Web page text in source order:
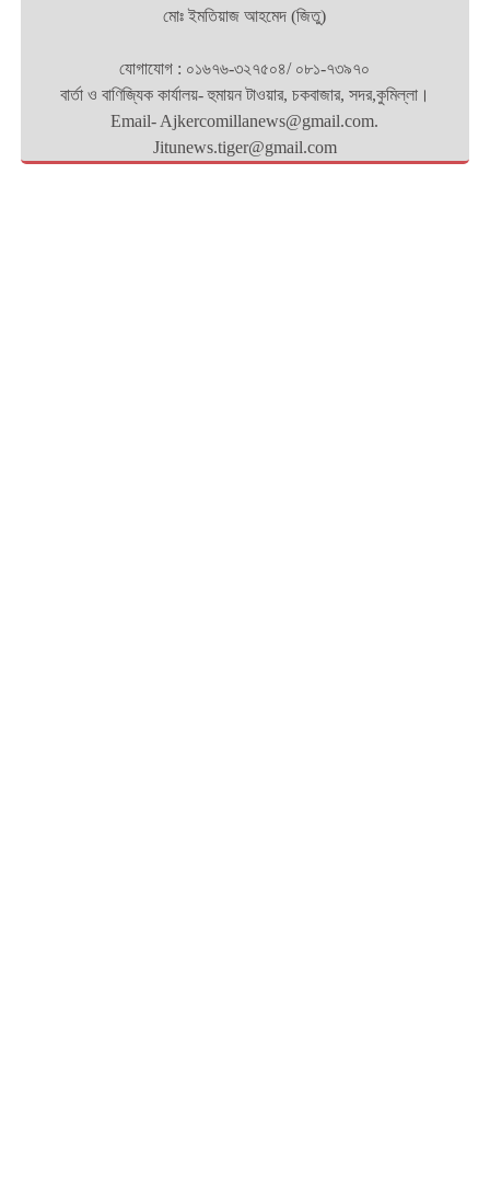
মোঃ ইমতিয়াজ আহমেদ (জিতু)
যোগাযোগ : ০১৬৭৬-৩২৭৫০৪/ ০৮১-৭৩৯৭০
বার্তা ও বাণিজ্যিক কার্যালয়- হুমায়ন টাওয়ার, চকবাজার, সদর,কুমিল্লা।
Email- Ajkercomillanews@gmail.com.
Jitunews.tiger@gmail.com